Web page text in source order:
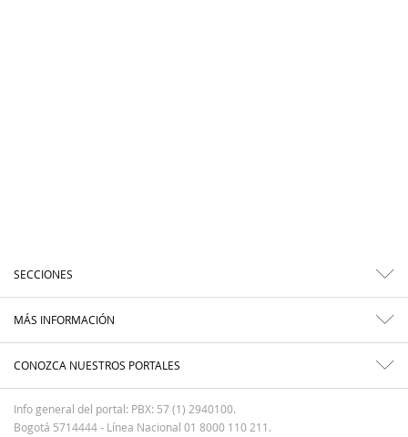
SECCIONES
MÁS INFORMACIÓN
CONOZCA NUESTROS PORTALES
Info general del portal: PBX: 57 (1) 2940100.
Bogotá 5714444 - Línea Nacional 01 8000 110 211.